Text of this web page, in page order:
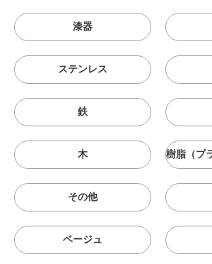
漆器
ステンレス
鉄
木
その他
ベージュ